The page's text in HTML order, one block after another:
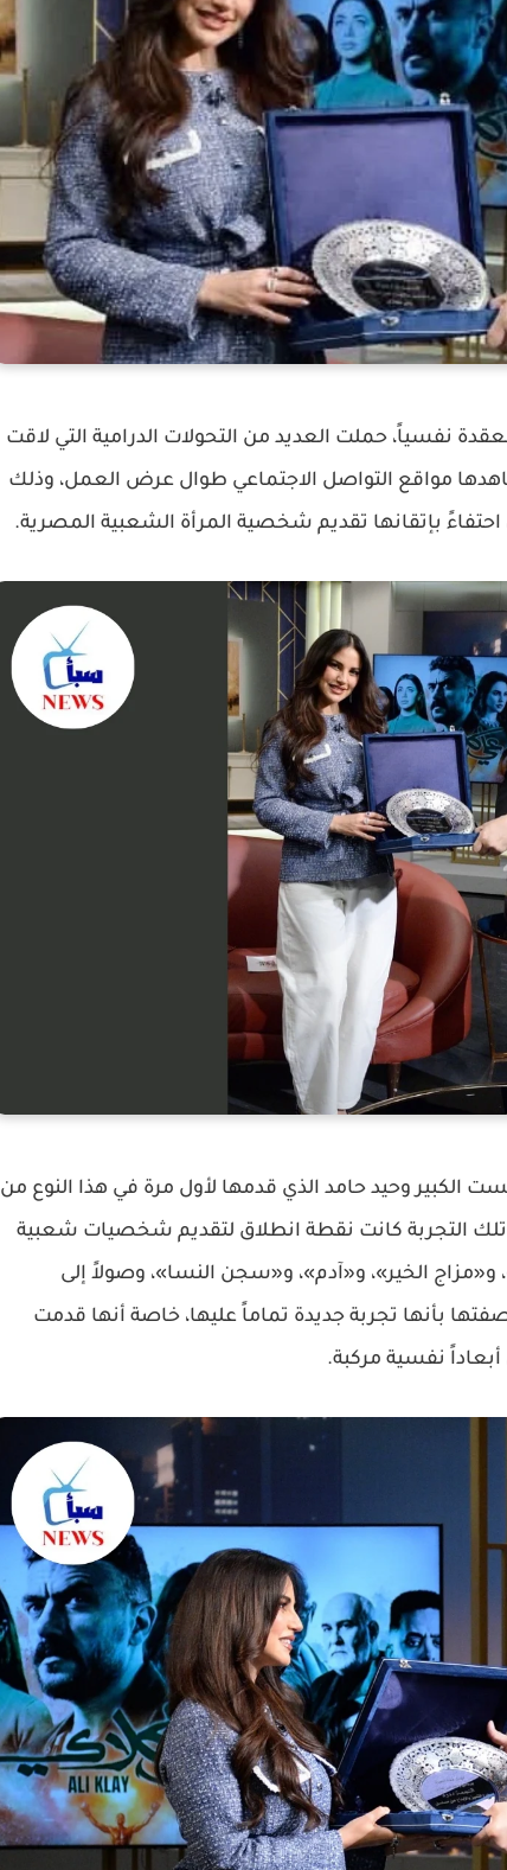
نفسياً، حملت العديد من التحولات الدرامية التي لاقت
مواقع التواصل الاجتماعي طوال عرض العمل، وذلك
احتفاءً بإتقانها تقديم شخصية المرأة الشعبية المصرية.
الكبير وحيد حامد الذي قدمها لأول مرة في هذا النوع من
تلك التجربة كانت نقطة انطلاق لتقديم شخصيات شعبية
و«مزاج الخير»، و«آدم»، و«سجن النسا»، وصولاً إلى
بأنها تجربة جديدة تماماً عليها، خاصة أنها قدمت
نفسية مركبة.